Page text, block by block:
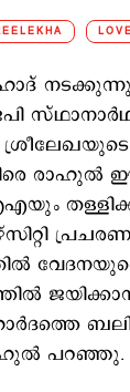
രാഹുല്‍
പറഞ്ഞു.